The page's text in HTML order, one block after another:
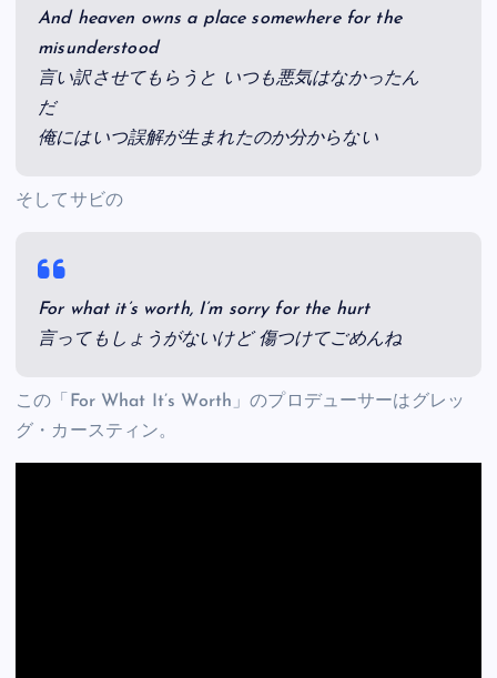
And heaven owns a place somewhere for the
misunderstood
言い訳させてもらうと いつも悪気はなかったん
だ
俺にはいつ誤解が生まれたのか分からない
そしてサビの
For what it’s worth, I’m sorry for the hurt
言ってもしょうがないけど 傷つけてごめんね
この「For What It’s Worth」のプロデューサーはグレッ
グ・カースティン。